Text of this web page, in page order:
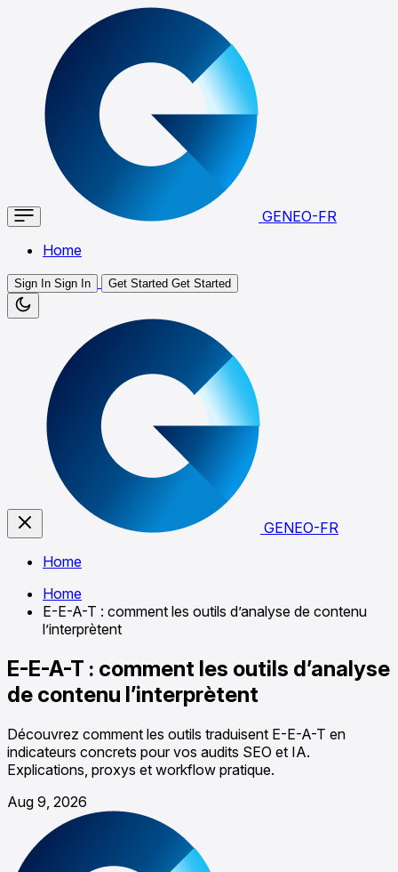
GENEO-FR
Home
Sign In Sign In Get Started Get Started
GENEO-FR
Home
Home
E-E-A-T : comment les outils d’analyse de contenu
l’interprètent
E-E-A-T : comment les outils d’analyse
de contenu l’interprètent
Découvrez comment les outils traduisent E-E-A-T en
indicateurs concrets pour vos audits SEO et IA.
Explications, proxys et workflow pratique.
Aug 9, 2026